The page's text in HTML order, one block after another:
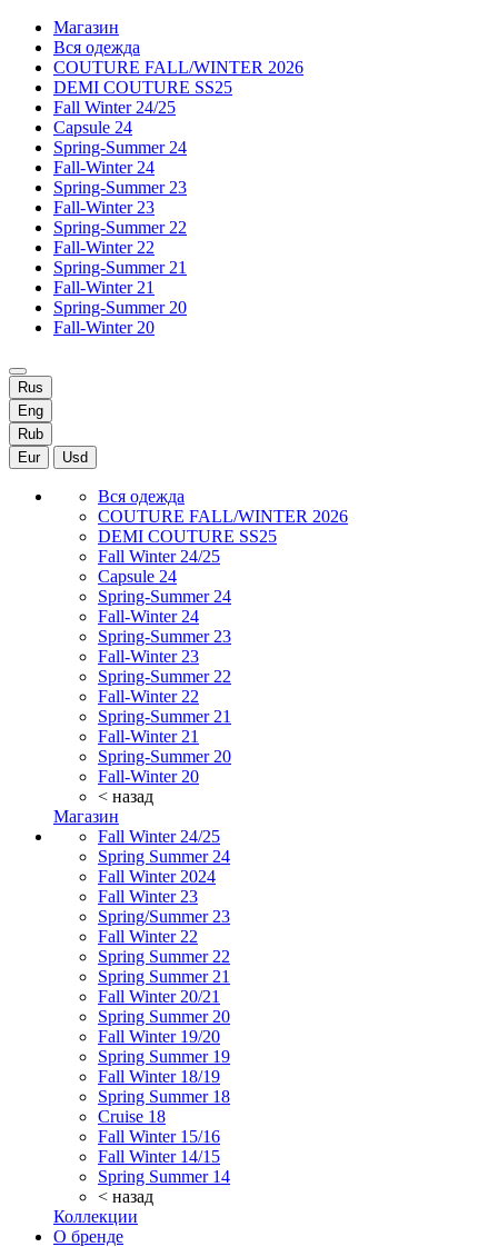
Магазин
Вся одежда
COUTURE FALL/WINTER 2026
DEMI COUTURE SS25
Fall Winter 24/25
Capsule 24
Spring-Summer 24
Fall-Winter 24
Spring-Summer 23
Fall-Winter 23
Spring-Summer 22
Fall-Winter 22
Spring-Summer 21
Fall-Winter 21
Spring-Summer 20
Fall-Winter 20
Rus
Eng
Rub
Eur
Usd
Вся одежда
COUTURE FALL/WINTER 2026
DEMI COUTURE SS25
Fall Winter 24/25
Capsule 24
Spring-Summer 24
Fall-Winter 24
Spring-Summer 23
Fall-Winter 23
Spring-Summer 22
Fall-Winter 22
Spring-Summer 21
Fall-Winter 21
Spring-Summer 20
Fall-Winter 20
< назад
Магазин
Fall Winter 24/25
Spring Summer 24
Fall Winter 2024
Fall Winter 23
Spring/Summer 23
Fall Winter 22
Spring Summer 22
Spring Summer 21
Fall Winter 20/21
Spring Summer 20
Fall Winter 19/20
Spring Summer 19
Fall Winter 18/19
Spring Summer 18
Cruise 18
Fall Winter 15/16
Fall Winter 14/15
Spring Summer 14
< назад
Коллекции
О бренде